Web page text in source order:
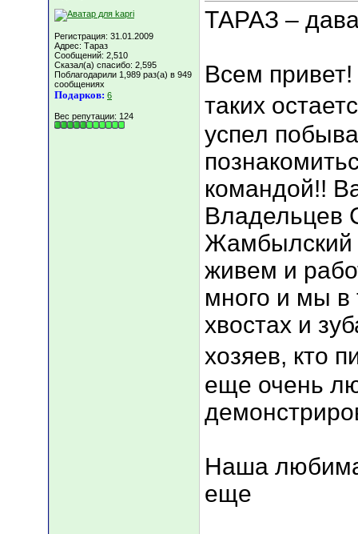
Регистрация: 31.01.2009
Адрес: Тараз
Сообщений: 2,510
Сказал(а) спасибо: 2,595
Поблагодарили 1,989 раз(а) в 949
сообщениях
Подарков: 6
Вес репутации: 124
ТАРАЗ –
Всем
таких
успел
командой!!
Владельцев
живем и
много и мы в
хвостах и
хозяев, кто
еще очень
Наша
еще